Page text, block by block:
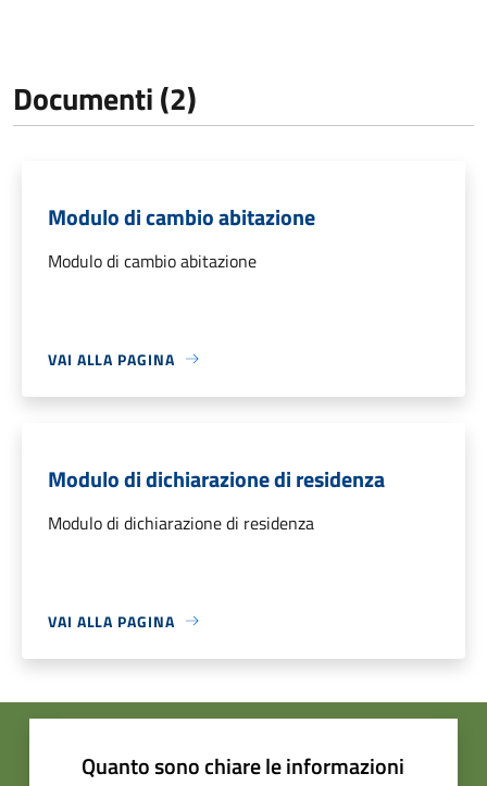
Documenti (2)
Modulo di cambio abitazione
Modulo di cambio abitazione
VAI ALLA PAGINA
Modulo di dichiarazione di residenza
Modulo di dichiarazione di residenza
VAI ALLA PAGINA
Quanto sono chiare le informazioni